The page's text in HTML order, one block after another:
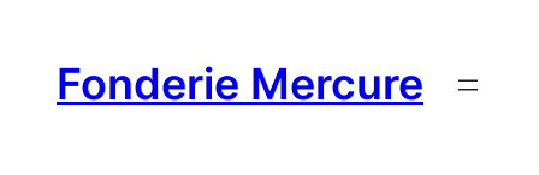
contenu
Fonderie Mercure